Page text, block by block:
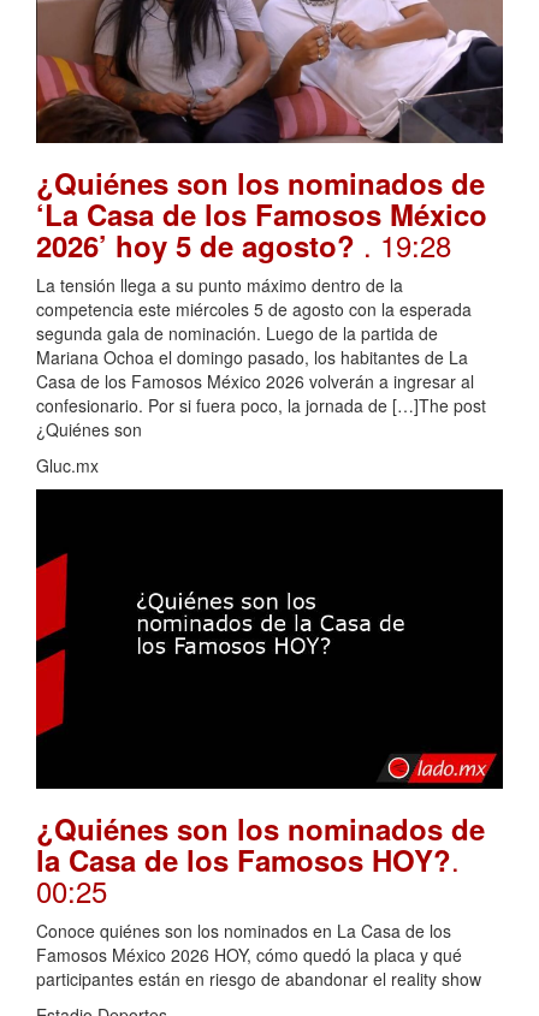
¿Quiénes son los nominados de
‘La Casa de los Famosos México
2026’ hoy 5 de agosto? . 19:28
La tensión llega a su punto máximo dentro de la
competencia este miércoles 5 de agosto con la esperada
segunda gala de nominación. Luego de la partida de
Mariana Ochoa el domingo pasado, los habitantes de La
Casa de los Famosos México 2026 volverán a ingresar al
confesionario. Por si fuera poco, la jornada de […]The post
¿Quiénes son
Gluc.mx
¿Quiénes son los nominados de
la Casa de los Famosos HOY?.
00:25
Conoce quiénes son los nominados en La Casa de los
Famosos México 2026 HOY, cómo quedó la placa y qué
participantes están en riesgo de abandonar el reality show